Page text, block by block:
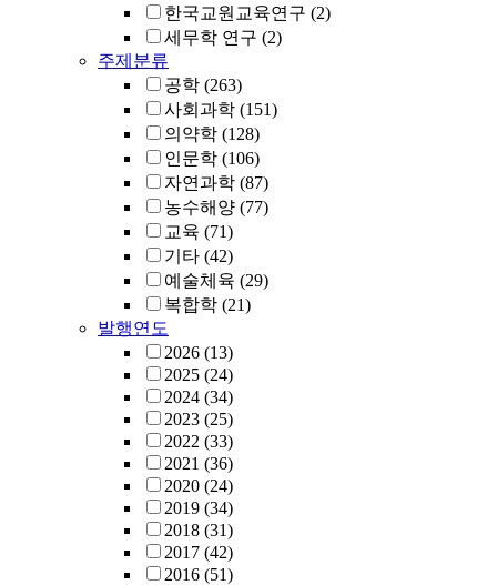
한국교원교육연구 (2)
세무학 연구 (2)
주제분류
공학 (263)
사회과학 (151)
의약학 (128)
인문학 (106)
자연과학 (87)
농수해양 (77)
교육 (71)
기타 (42)
예술체육 (29)
복합학 (21)
발행연도
2026 (13)
2025 (24)
2024 (34)
2023 (25)
2022 (33)
2021 (36)
2020 (24)
2019 (34)
2018 (31)
2017 (42)
2016 (51)